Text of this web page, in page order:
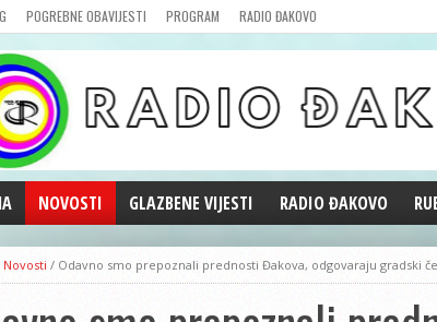
POGREBNE OBAVIJESTI PROGRAM RADIO ĐAKOVO
NOVOSTI
AKTUALNOSTI
CRNA KRONIKA
POLITIKA
GLAZBENE VIJESTI RADIO ĐAKOVO
MARKETING
Novosti / Odavno smo prepoznali prednosti Đakova, odgovaraju gradski